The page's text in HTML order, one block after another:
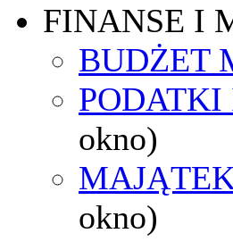
FINANSE I
BUDŻET
okno)
okno)